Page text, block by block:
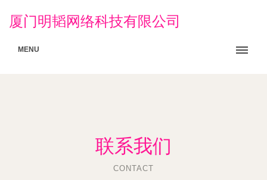
厦门明韬网络科技有限公司
MENU
联系我们
CONTACT